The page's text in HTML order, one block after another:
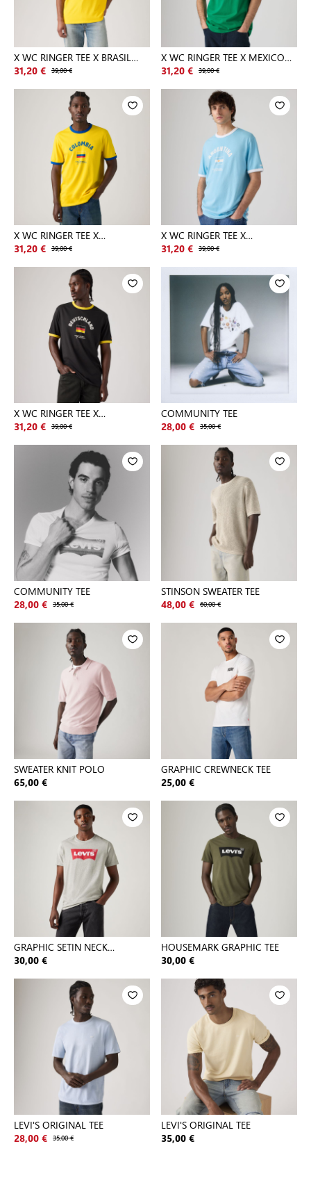
X WC RINGER TEE X BRASIL
RETRO
31,20 € 39,00 €
X WC RINGER TEE X MEXICO
RINGE
31,20 € 39,00 €
X WC RINGER TEE X
COLOMBIA RIN
31,20 € 39,00 €
X WC RINGER TEE X
ARGENTINA RI
31,20 € 39,00 €
X WC RINGER TEE X
DEUTSCHLAND
31,20 € 39,00 €
COMMUNITY TEE
28,00 € 35,00 €
COMMUNITY TEE
28,00 € 35,00 €
STINSON SWEATER TEE
48,00 € 60,00 €
SWEATER KNIT POLO
65,00 €
GRAPHIC CREWNECK TEE
25,00 €
GRAPHIC SETIN NECK
GRAPHIC H21
30,00 €
HOUSEMARK GRAPHIC TEE
30,00 €
LEVI'S ORIGINAL TEE
28,00 € 35,00 €
LEVI'S ORIGINAL TEE
35,00 €